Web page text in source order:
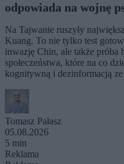
odpowiada na wojnę
Na Tajwanie ruszyły
Kuang. To nie tylko test
inwazję Chin, ale także próba
społeczeństwa, które na co
kognitywną i dezinformacją
Tomasz Pałasz
05.08.2026
5 min
Reklama